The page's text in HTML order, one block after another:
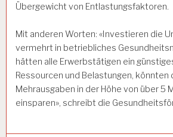
Übergewicht von Entlastungsfaktoren.
Mit anderen Worten: «Investieren die
vermehrt in betriebliches
hätten alle Erwerbstätigen ein
Ressourcen und Belastungen, könnten
Mehrausgaben in der Höhe von über 5
einsparen», schreibt die